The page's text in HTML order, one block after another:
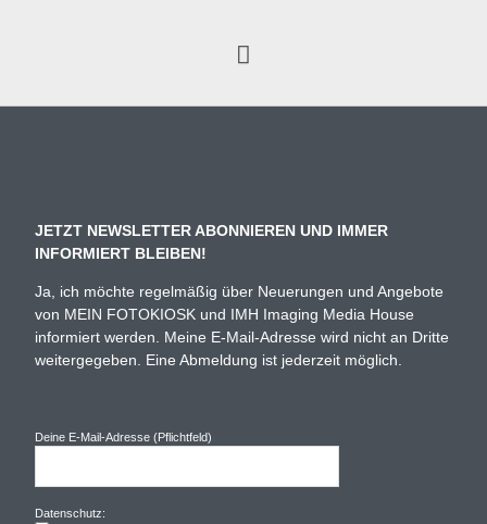
JETZT NEWSLETTER ABONNIEREN UND IMMER
INFORMIERT BLEIBEN!
Ja, ich möchte regelmäßig über Neuerungen und Angebote
von MEIN FOTOKIOSK und IMH Imaging Media House
informiert werden. Meine E-Mail-Adresse wird nicht an Dritte
weitergegeben. Eine Abmeldung ist jederzeit möglich.
Deine E-Mail-Adresse (Pflichtfeld)
Datenschutz: